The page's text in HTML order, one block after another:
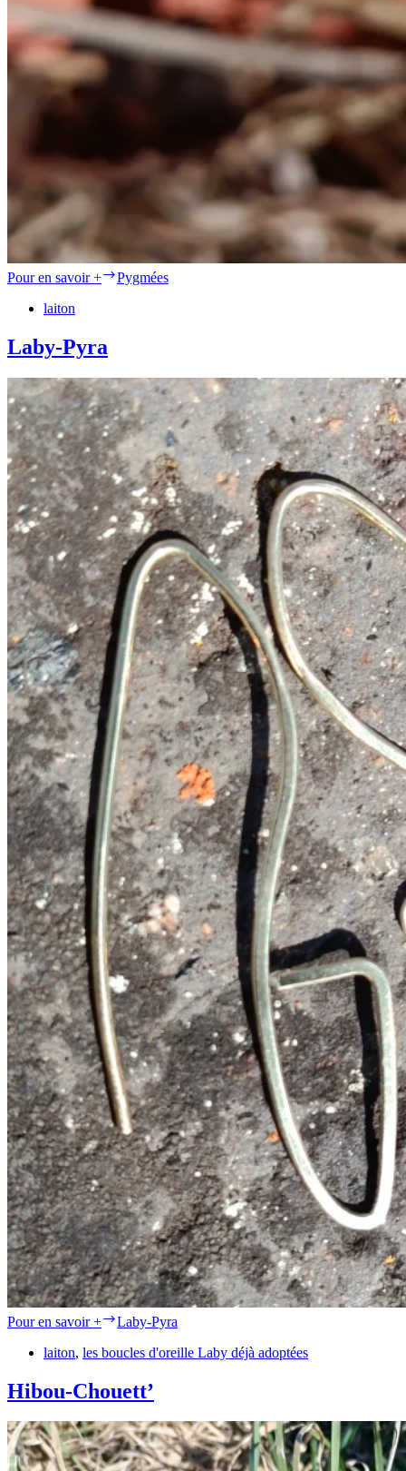
Pour en savoir +
Pygmées
laiton
Laby-Pyra
Pour en savoir +
Laby-Pyra
laiton, les boucles d'oreille Laby déjà adoptées
Hibou-Chouett’